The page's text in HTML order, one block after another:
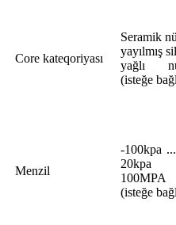
Core kateqoriyası
Seramik
yayılmış
yağlı
(isteğe
Menzil
-100kpa
100MPA
(isteğe